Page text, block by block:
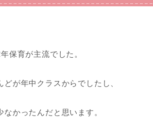
保育が主流でした。
どが年中クラスからでしたし、
かったんだと思います。